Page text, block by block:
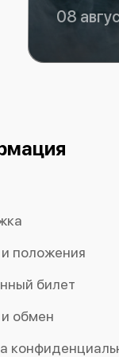
Bunyodkor vs
08
положения
билет
обмен